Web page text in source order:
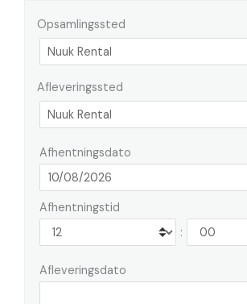
Opsamlingssted
Afleveringssted
Afhentningsdato
Afhentningstid
:
Afleveringsdato